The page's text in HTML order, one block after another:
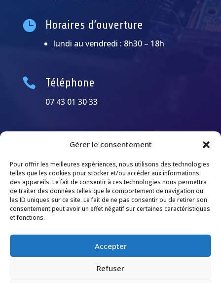
Gérer le consentement
Pour offrir les meilleures expériences, nous utilisons des technologies
telles que les cookies pour stocker et/ou accéder aux informations
des appareils. Le fait de consentir à ces technologies nous permettra
de traiter des données telles que le comportement de navigation ou
les ID uniques sur ce site. Le fait de ne pas consentir ou de retirer son
consentement peut avoir un effet négatif sur certaines caractéristiques
et fonctions.
Accepter
Refuser
 Horaires d’ouverture
lundi au vendredi : 8h30 – 18h
 Téléphone
07 43 01 30 33